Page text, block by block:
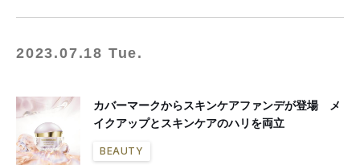
2023.07.18 Tue.
カバーマークからスキンケアファンデが登場 メ
イクアップとスキンケアのハリを両立
BEAUTY